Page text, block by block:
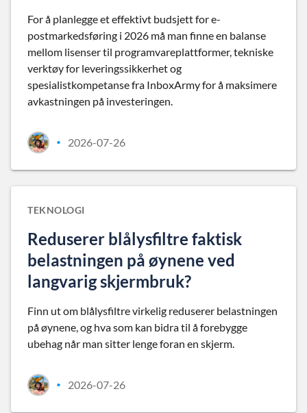
For å planlegge et effektivt budsjett for e-
postmarkedsføring i 2026 må man finne en balanse
mellom lisenser til programvareplattformer, tekniske
verktøy for leveringssikkerhet og
spesialistkompetanse fra InboxArmy for å maksimere
avkastningen på investeringen.
• 2026-07-26
TEKNOLOGI
Reduserer blålysfiltre faktisk
belastningen på øynene ved
langvarig skjermbruk?
Finn ut om blålysfiltre virkelig reduserer belastningen
på øynene, og hva som kan bidra til å forebygge
ubehag når man sitter lenge foran en skjerm.
• 2026-07-26